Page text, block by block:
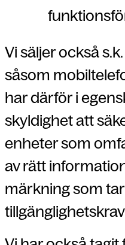
Vi säljer också
såsom
har därför i
skyldighet att
enheter som
av rätt
märkning som